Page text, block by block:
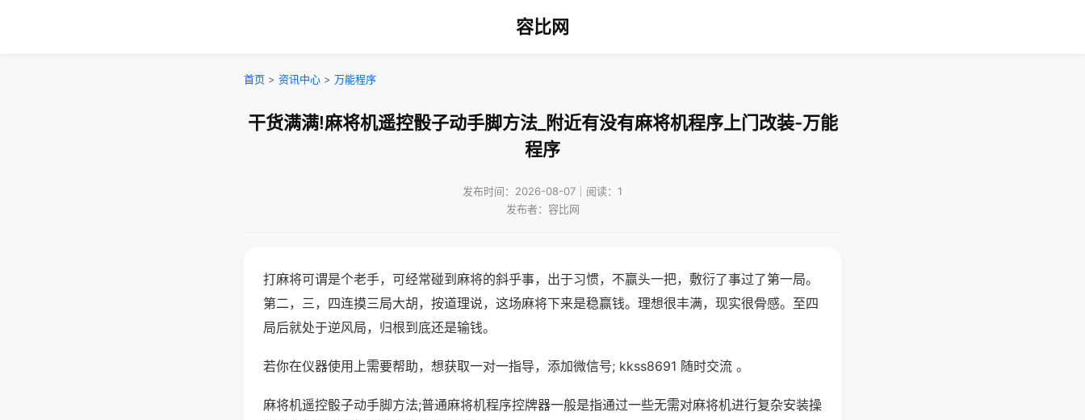
容比网
首页 > 资讯中心 > 万能程序
干货满满!麻将机遥控骰子动手脚方法_附近有没有麻将机程序上门改装-万能
程序
发布时间：2026-08-07｜阅读：1
发布者：容比网
打麻将可谓是个老手，可经常碰到麻将的斜乎事，出于习惯，不赢头一把，敷衍了事过了第一局。
第二，三，四连摸三局大胡，按道理说，这场麻将下来是稳赢钱。理想很丰满，现实很骨感。至四
局后就处于逆风局，归根到底还是输钱。
若你在仪器使用上需要帮助，想获取一对一指导，添加微信号; kkss8691 随时交流 。
麻将机遥控骰子动手脚方法;普通麻将机程序控牌器一般是指通过一些无需对麻将机进行复杂安装操